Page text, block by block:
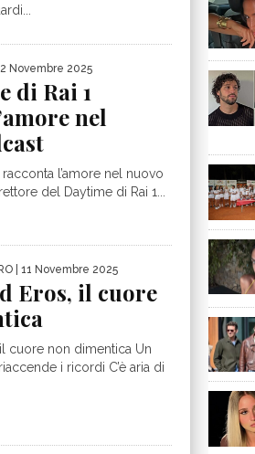
Novembre 2025
di Rai 1
nel
racconta l’amore nel nuovo
del Daytime di Rai 1...
| 11 Novembre 2025
Eros, il cuore
cuore non dimentica Un
i ricordi C’è aria di